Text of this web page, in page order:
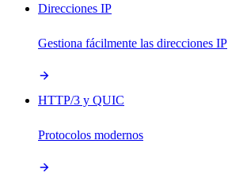
Direcciones IP
Gestiona fácilmente las direcciones IP
HTTP/3 y QUIC
Protocolos modernos